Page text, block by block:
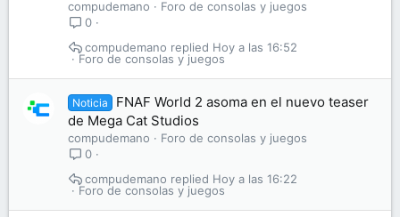
compudemano
Foro de consolas y juegos
0
Foro de consolas y juegos
Hoy a las 16:52
compudemano
Noticia
FNAF World 2 asoma en el nuevo teaser
de Mega Cat Studios
compudemano
Foro de consolas y juegos
0
Foro de consolas y juegos
Hoy a las 16:22
compudemano